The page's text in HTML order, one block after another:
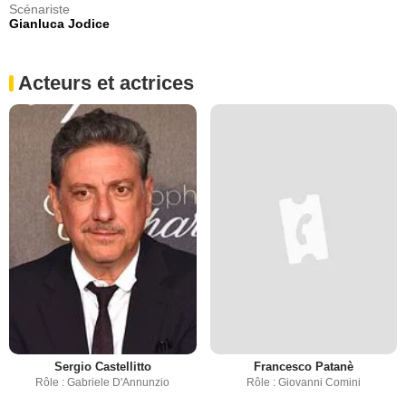
Scénariste
Gianluca Jodice
Acteurs et actrices
Sergio Castellitto
Rôle : Gabriele D'Annunzio
Francesco Patanè
Rôle : Giovanni Comini